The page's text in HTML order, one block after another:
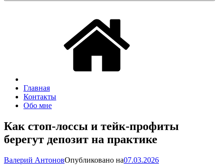
Главная
Контакты
Обо мне
Как стоп‑лоссы и тейк‑профиты
берегут депозит на практике
Валерий АнтоновОпубликовано на07.03.2026